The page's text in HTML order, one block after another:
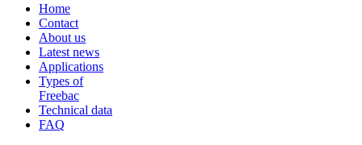
Home
Contact
About us
Latest news
Applications
Types of
Freebac
Technical data
FAQ